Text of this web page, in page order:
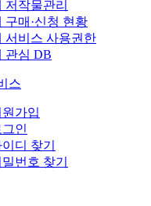
저작물관리
구매·신청 현황
서비스 사용권한
관심 DB
스
원가입
그인
디 찾기
번호 찾기